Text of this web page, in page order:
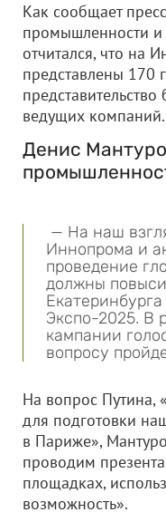
Как сообщает
промышленности
отчитался, что на
представлены 170
ведущих компаний.
Денис
— На наш
Иннопрома и
проведение
должны
Экспо-2025. В
кампании
вопросу
На вопрос Путина,
для подготовки
в Париже»,
проводим
площадках,
возможность».